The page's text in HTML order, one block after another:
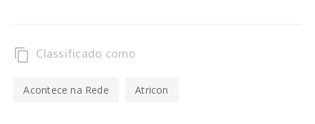
content_copy Classificado como
Acontece na Rede Atricon